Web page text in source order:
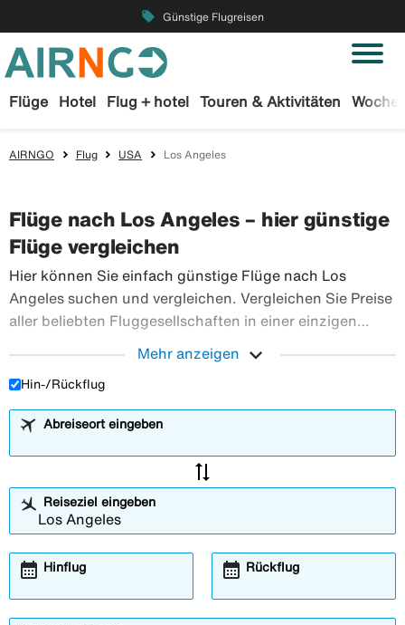
local_offer Günstige Flugreisen
Flüge Hotel Flug + hotel Touren & Aktivitäten
AIRNGO Flug USA Los Angeles
Flüge nach Los Angeles – hier günstige
Flüge vergleichen
Hier können Sie einfach günstige Flüge nach Los
Angeles suchen und vergleichen. Vergleichen Sie Preise
aller beliebten Fluggesellschaften in einer einzigen
wir haben ein riesiges Angebot an Flugreisen in die
ganze Welt.Hier können Sie einfach günstige Flüge nach
Mehr anzeigen expand_more
Hin-/Rückflug
Abreiseort eingeben
sync_alt
Reiseziel eingeben
Hinflug
calendar_month Rückflug
calendar_month